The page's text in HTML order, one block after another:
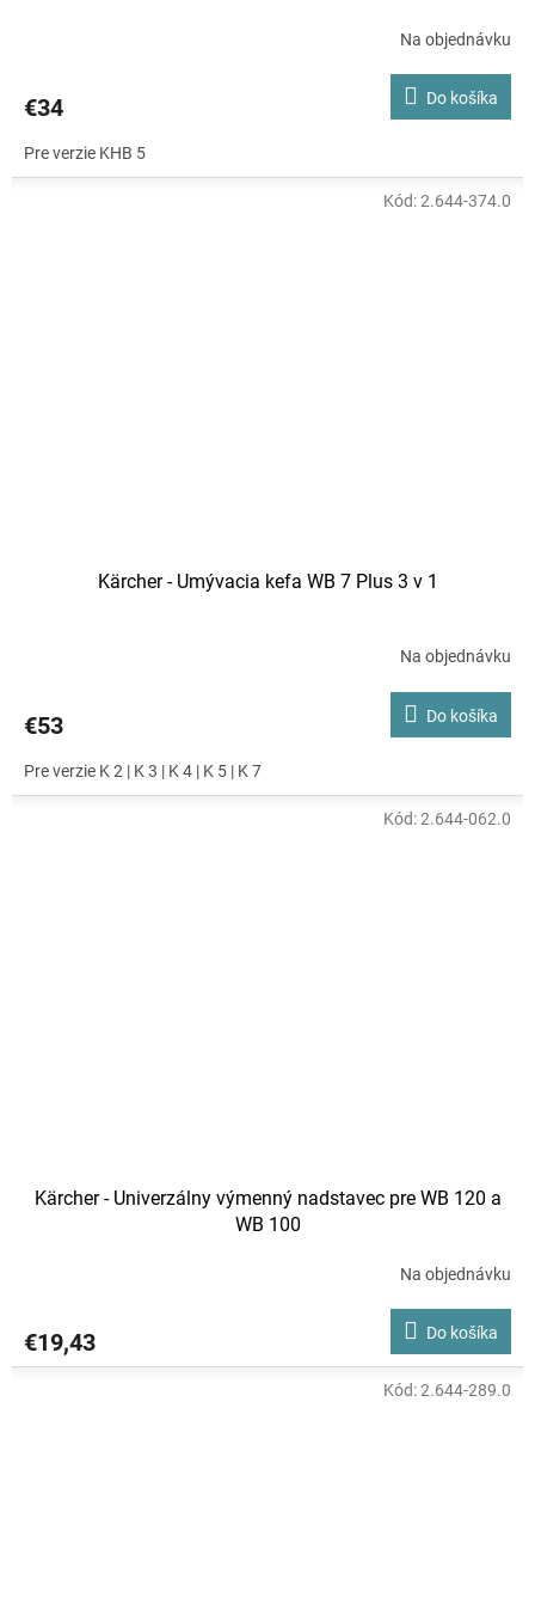
Na objednávku
€34 Do košíka
Pre verzie KHB 5
Kärcher - Umývacia kefa WB 7 Plus 3 v 1
je
z
5
Na objednávku
€53 Do košíka
Pre verzie K 2 | K 3 | K 4 | K 5 | K 7
Kód:2.644-374.0
Kärcher - Univerzálny výmenný nadstavec pre WB 120 a
WB 100
Na objednávku
€19,43 Do košíka
Kód:2.644-062.0
Kód:2.644-289.0